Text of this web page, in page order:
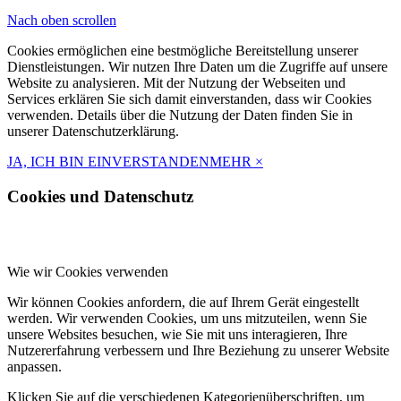
Nach oben scrollen
Cookies ermöglichen eine bestmögliche Bereitstellung unserer
Dienstleistungen. Wir nutzen Ihre Daten um die Zugriffe auf unsere
Website zu analysieren. Mit der Nutzung der Webseiten und
Services erklären Sie sich damit einverstanden, dass wir Cookies
verwenden. Details über die Nutzung der Daten finden Sie in
unserer Datenschutzerklärung.
JA, ICH BIN EINVERSTANDENMEHR ×
Cookies und Datenschutz
Wie wir Cookies verwenden
Wir können Cookies anfordern, die auf Ihrem Gerät eingestellt
werden. Wir verwenden Cookies, um uns mitzuteilen, wenn Sie
unsere Websites besuchen, wie Sie mit uns interagieren, Ihre
Nutzererfahrung verbessern und Ihre Beziehung zu unserer Website
anpassen.
Klicken Sie auf die verschiedenen Kategorienüberschriften, um